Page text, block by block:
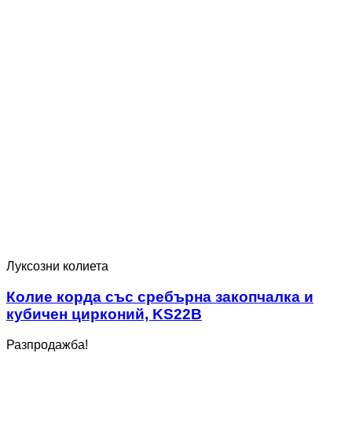
Луксозни колиета
Колие корда със сребърна закопчалка и
кубичен цирконий, KS22B
Разпродажба!